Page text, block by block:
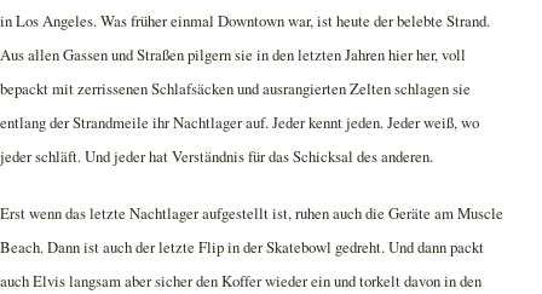
in Los Angeles. Was früher einmal Downtown war, ist heute der belebte Strand.
Aus allen Gassen und Straßen pilgern sie in den letzten Jahren hier her, voll
bepackt mit zerrissenen Schlafsäcken und ausrangierten Zelten schlagen sie
entlang der Strandmeile ihr Nachtlager auf. Jeder kennt jeden. Jeder weiß, wo
jeder schläft. Und jeder hat Verständnis für das Schicksal des anderen.
Erst wenn das letzte Nachtlager aufgestellt ist, ruhen auch die Geräte am Muscle
Beach. Dann ist auch der letzte Flip in der Skatebowl gedreht. Und dann packt
auch Elvis langsam aber sicher den Koffer wieder ein und torkelt davon in den